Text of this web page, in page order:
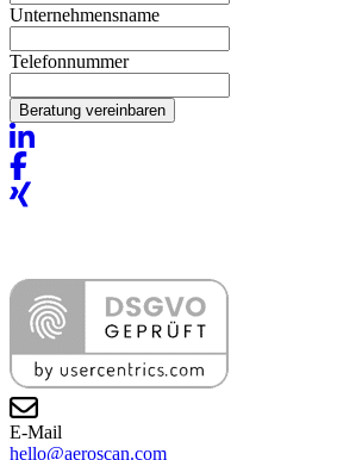
Unternehmensname
Telefonnummer
Beratung vereinbaren
E-Mail
hello@aeroscan.com